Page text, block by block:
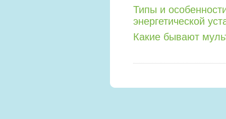
Типы и
энергетической
Какие бывают